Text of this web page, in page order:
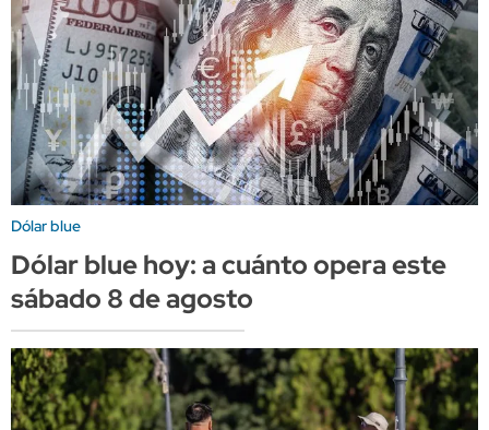
Dólar blue
Dólar blue hoy: a cuánto opera este
sábado 8 de agosto